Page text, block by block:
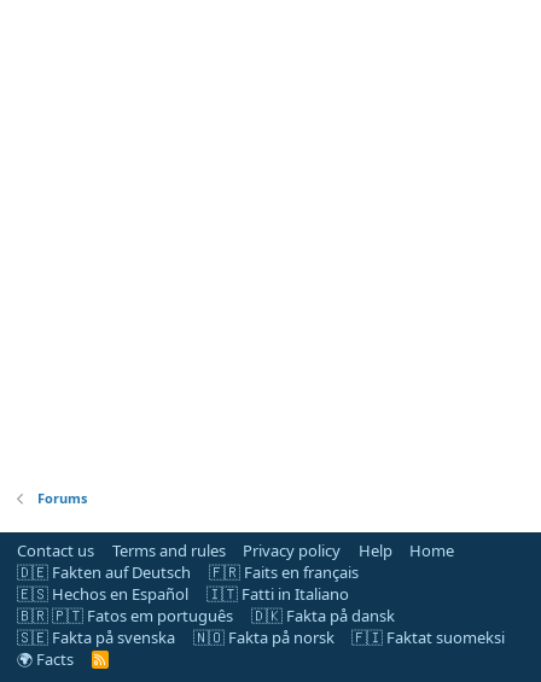
Forums
Contact us Terms and rules Privacy policy Help
Home
🇩🇪 Fakten auf Deutsch
🇫🇷 Faits en français
🇪🇸 Hechos en Español
🇮🇹 Fatti in Italiano
🇧🇷 🇵🇹 Fatos em português
🇩🇰 Fakta på dansk
🇸🇪 Fakta på svenska
🇳🇴 Fakta på norsk
🇫🇮 Faktat suomeksi
🌍 Facts
R